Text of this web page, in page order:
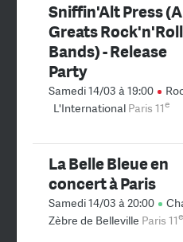
Sniffin'Alt Press
Greats Rock'n'Roll
Bands) - Release
Party
Samedi 14/03 à 19:00
L'International Paris 11e
La Belle Bleue en
concert à Paris
Samedi 14/03 à 20:00
Zèbre de Belleville Paris 11e